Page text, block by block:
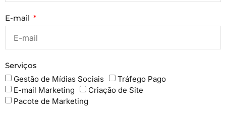
E-mail
Serviços
Gestão de Mídias Sociais
Tráfego Pago
E-mail Marketing
Criação de Site
Pacote de Marketing